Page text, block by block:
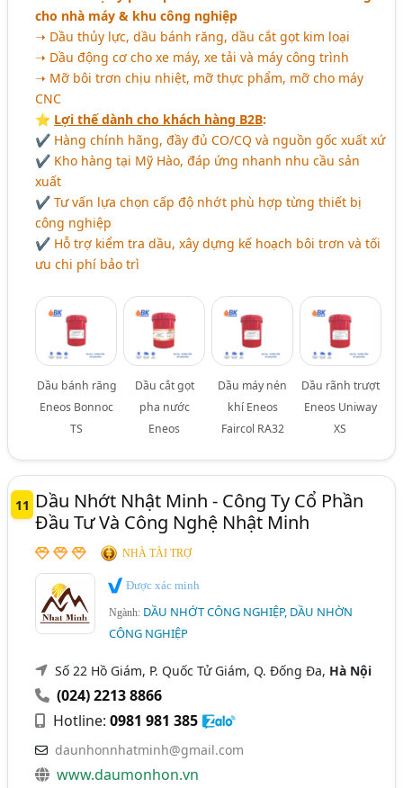
cho nhà máy & khu công nghiệp
➝ Dầu thủy lực, dầu bánh răng, dầu cắt gọt kim loại
➝ Dầu động cơ cho xe máy, xe tải và máy công trình
➝ Mỡ bôi trơn chịu nhiệt, mỡ thực phẩm, mỡ cho máy
CNC
⭐️ Lợi thế dành cho khách hàng B2B:
✔ Hàng chính hãng, đầy đủ CO/CQ và nguồn gốc xuất xứ
✔ Kho hàng tại Mỹ Hào, đáp ứng nhanh nhu cầu sản
xuất
✔ Tư vấn lựa chọn cấp độ nhớt phù hợp từng thiết bị
công nghiệp
✔ Hỗ trợ kiểm tra dầu, xây dựng kế hoạch bôi trơn và tối
ưu chi phí bảo trì
Dầu bánh răng
Eneos Bonnoc
TS
Dầu cắt gọt
pha nước
Eneos
Dầu máy nén
khí Eneos
Faircol RA32
Dầu rãnh trượt
Eneos Uniway
XS
11 Dầu Nhớt Nhật Minh - Công Ty Cổ Phần
Đầu Tư Và Công Nghệ Nhật Minh
NHÀ TÀI TRỢ
Được xác minh
Ngành: DẦU NHỚT CÔNG NGHIỆP, DẦU NHỜN
CÔNG NGHIỆP
Số 22 Hồ Giám, P. Quốc Tử Giám, Q. Đống Đa, Hà Nội
(024) 2213 8866
Hotline:0981 981 385
daunhonnhatminh@gmail.com
www.daumonhon.vn